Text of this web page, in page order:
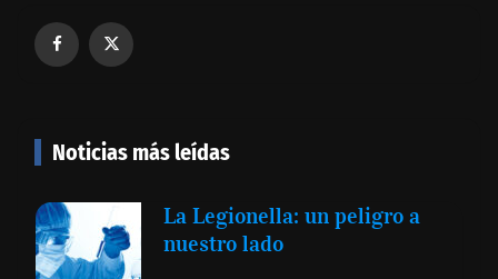
Noticias más leídas
La Legionella: un peligro a
nuestro lado